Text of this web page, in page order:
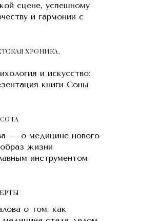
сцене, успешному
и гармонии с
ХРОНИКА,
и искусство:
книги Соны
— о медицине нового
жизни
инструментом
о том, как